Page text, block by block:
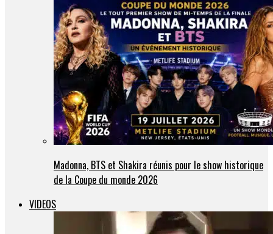
Madonna, BTS et Shakira réunis pour le show historique
de la Coupe du monde 2026
VIDEOS